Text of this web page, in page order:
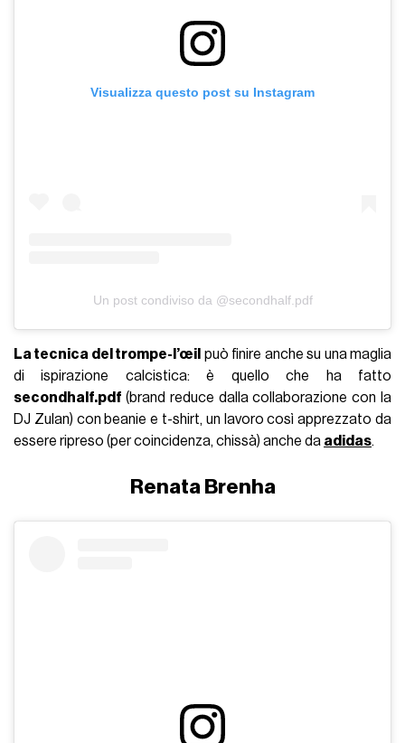
Visualizza questo post su Instagram
Un post condiviso da @secondhalf.pdf
La tecnica del trompe-l’œil può finire anche su una maglia
di ispirazione calcistica: è quello che ha fatto
secondhalf.pdf (brand reduce dalla collaborazione con la
DJ Zulan) con beanie e t-shirt, un lavoro così apprezzato da
essere ripreso (per coincidenza, chissà) anche da adidas.
Renata Brenha